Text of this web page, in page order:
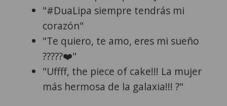
"#DuaLipa siempre tendrás mi
corazón"
"Te quiero, te amo, eres mi sueño
?????❤️"
"Uffff, the piece of cake!!! La mujer
más hermosa de la galaxia!!! ?"